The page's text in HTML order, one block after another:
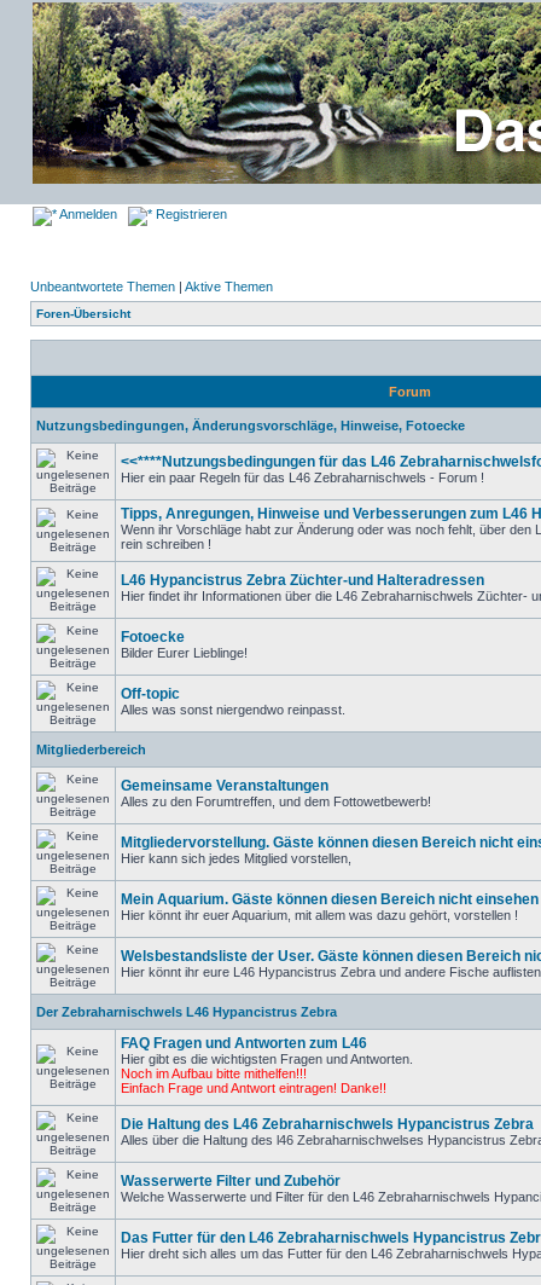
Anmelden Registrieren
Unbeantwortete Themen | Aktive Themen
Foren-Übersicht
Forum
Nutzungsbedingungen, Änderungsvorschläge, Hinweise, Fotoecke
<<****Nutzungsbedingungen für das L46
Hier ein paar Regeln für das L46 Zebraharnischwels - Forum !
Tipps, Anregungen, Hinweise und Verbesserungen zum L46
Wenn ihr Vorschläge habt zur Änderung oder was noch fehlt, über den
rein schreiben !
L46 Hypancistrus Zebra Züchter-und Halteradressen
Hier findet ihr Informationen über die L46 Zebraharnischwels Züchter-
Fotoecke
Bilder Eurer Lieblinge!
Off-topic
Alles was sonst niergendwo reinpasst.
Mitgliederbereich
Gemeinsame Veranstaltungen
Alles zu den Forumtreffen, und dem Fottowetbewerb!
Mitgliedervorstellung. Gäste können diesen Bereich nicht
Hier kann sich jedes Mitglied vorstellen,
Mein Aquarium. Gäste können diesen Bereich nicht einsehen
Hier könnt ihr euer Aquarium, mit allem was dazu gehört, vorstellen !
Welsbestandsliste der User. Gäste können diesen Bereich
Hier könnt ihr eure L46 Hypancistrus Zebra und andere Fische
Der Zebraharnischwels L46 Hypancistrus Zebra
FAQ Fragen und Antworten zum L46
Hier gibt es die wichtigsten Fragen und Antworten.
Noch im Aufbau bitte mithelfen!!!
Einfach Frage und Antwort eintragen! Danke!!
Die Haltung des L46 Zebraharnischwels Hypancistrus Zebra
Alles über die Haltung des l46 Zebraharnischwelses Hypancistrus
Wasserwerte Filter und Zubehör
Welche Wasserwerte und Filter für den L46 Zebraharnischwels
Das Futter für den L46 Zebraharnischwels Hypancistrus
Hier dreht sich alles um das Futter für den L46 Zebraharnischwels